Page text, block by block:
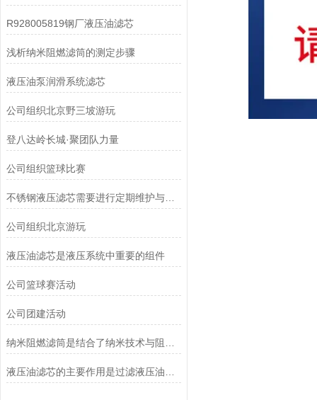
R928005819钢厂液压油滤芯
浅析纳米阻燃滤筒的测定步骤
液压油泵润滑系统滤芯
公司组织北京野三坡游玩
登八达岭长城·聚团队力量
公司组织篮球比赛
不锈钢液压滤芯需要进行定期维护与清洁
公司组织北京游玩
液压油滤芯是液压系统中重要的组件
公司篮球赛活动
公司团建活动